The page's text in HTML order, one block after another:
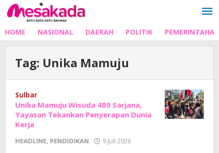
Lewati
ke
HOME NASIONAL DAERAH POLITIK
Tag: Unika Mamuju
Sulbar
Unika Mamuju Wisuda 489 Sarjana,
Yayasan Tekankan Penyerapan Dunia
Kerja
HEADLINE, PENDIDIKAN 9 Juli 2026